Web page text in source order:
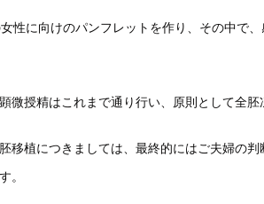
性に向けのパンフレットを作り、その中で
微授精はこれまで通り行い、原則として全胚
移植につきましては、最終的にはご夫婦の
。